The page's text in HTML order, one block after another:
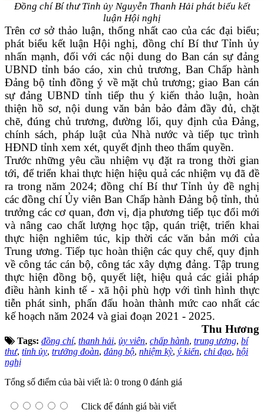
Đồng chí Bí thư Tỉnh ủy Nguyễn Thanh Hải phát biểu kết
luận Hội nghị
Trên cơ sở thảo luận, thống nhất cao của các đại biểu;
phát biểu kết luận Hội nghị, đồng chí Bí thư Tỉnh ủy
nhấn mạnh, đối với các nội dung do Ban cán sự đảng
UBND tỉnh báo cáo, xin chủ trương, Ban Chấp hành
Đảng bộ tỉnh đồng ý về mặt chủ trương; giao Ban cán
sự đảng UBND tỉnh tiếp thu ý kiến thảo luận, hoàn
thiện hồ sơ, nội dung văn bản bảo đảm đầy đủ, chặt
chẽ, đúng chủ trương, đường lối, quy định của Đảng,
chính sách, pháp luật của Nhà nước và tiếp tục trình
HĐND tỉnh xem xét, quyết định theo thẩm quyền.
Trước những yêu cầu nhiệm vụ đặt ra trong thời gian
tới, để triển khai thực hiện hiệu quả các nhiệm vụ đã đề
ra trong năm 2024; đồng chí Bí thư Tỉnh ủy đề nghị
các đồng chí Ủy viên Ban Chấp hành Đảng bộ tỉnh, thủ
trưởng các cơ quan, đơn vị, địa phương tiếp tục đổi mới
và nâng cao chất lượng học tập, quán triệt, triển khai
thực hiện nghiêm túc, kịp thời các văn bản mới của
Trung ương. Tiếp tục hoàn thiện các quy chế, quy định
về công tác cán bộ, công tác xây dựng đảng. Tập trung
thực hiện đồng bộ, quyết liệt, hiệu quả các giải pháp
điều hành kinh tế - xã hội phù hợp với tình hình thực
tiễn phát sinh, phấn đấu hoàn thành mức cao nhất các
kế hoạch năm 2024 và giai đoạn 2021 - 2025.
Thu Hương
Tags: đồng chí, thanh hải, ủy viên, chấp hành, trung ương, bí
thư, tỉnh ủy, trưởng đoàn, đảng bộ, nhiệm kỳ, ý kiến, chỉ đạo, hội
nghị
Tổng số điểm của bài viết là: 0 trong 0 đánh giá
Click để đánh giá bài viết